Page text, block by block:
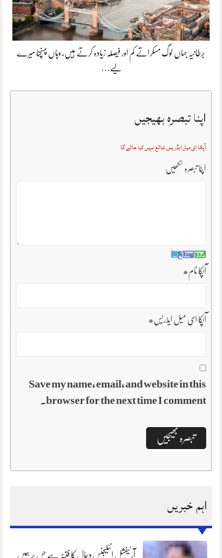
برطانیہ جہاں لوگ مسکراتے کم اور فیصلہ زیادہ کرتے ہیں، وہاں پہنچنا میرے
لیے…
اپنا تبصرہ بھیجیں
آپکا ای میل ایڈریس شائع نہیں کیا جائے گا
اپنا تبصرہ لکھیں
آپکا نام*
آپکا ای میل ایڈریس*
Save my name, email, and website in this
browser for the next time I comment.
اہم خبریں
آرٹیفشل انٹلیجنس دجال کا فتنہ ہے جس پر ہمیں